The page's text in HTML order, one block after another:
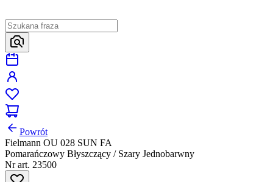
Powrót
Fielmann OU 028 SUN FA
Pomarańczowy Błyszczący / Szary Jednobarwny
Nr art. 23500